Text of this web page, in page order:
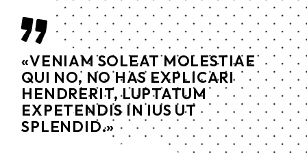
«VENIAM SOLEAT MOLESTIAE
QUI NO, NO HAS EXPLICARI
HENDRERIT, LUPTATUM
EXPETENDIS IN IUS UT
SPLENDID.»